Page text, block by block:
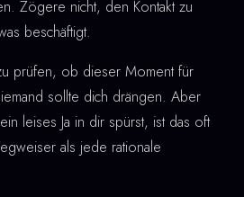
Zögere nicht, den Kontakt zu
beschäftigt.
prüfen, ob dieser Moment für
sollte dich drängen. Aber
leises Ja in dir spürst, ist das oft
als jede rationale